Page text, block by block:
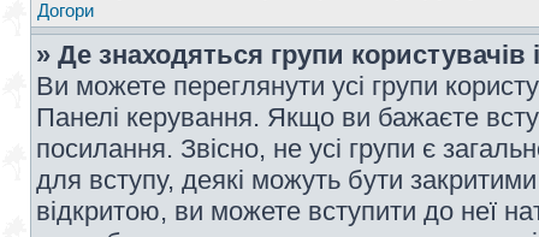
Догори
» Де знаходяться групи користувачів
Ви можете переглянути усі групи
Панелі керування. Якщо ви бажаєте
посилання. Звісно, не усі групи є
для вступу, деякі можуть бути
відкритою, ви можете вступити до неї